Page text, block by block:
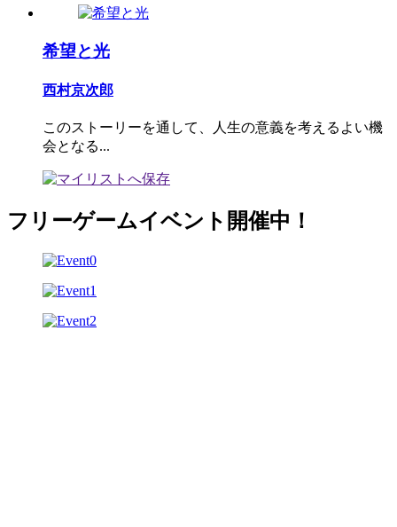
希望と光
西村京次郎
このストーリーを通して、人生の意義を考えるよい機
会となる...
フリーゲームイベント開催中！